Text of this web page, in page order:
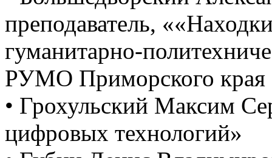
преподаватель,
гуманитарно-
РУМО Приморского края
• Грохульский Максим
цифровых технологий»